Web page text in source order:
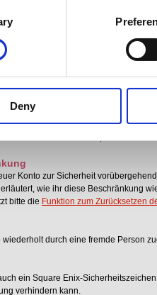
Deny
uns bitte über
dieses Formular.
Enix ID vergessen habt, loggt euch
vergessen habt, benutzt bitte die
überdieses Formular
wie beispielsweiseder registrierte
Konto zur Sicherheit
wie ihr diese Beschränkung
bitte die Funktion zum Zurücksetzen
wiederholt durch eine fremde Person
ein Square Enix-
verhindern kann.